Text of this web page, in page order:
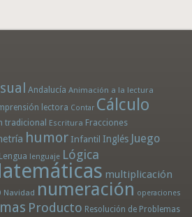
Andalucía Animación a la lectura
lectora Contar Cálculo
tradicional Escritura Fracciones
humor Infantil Inglés Juego
Lengua lenguaje Lógica
multiplicación
Navidad numeración operaciones
Producto Resolución de Problemas